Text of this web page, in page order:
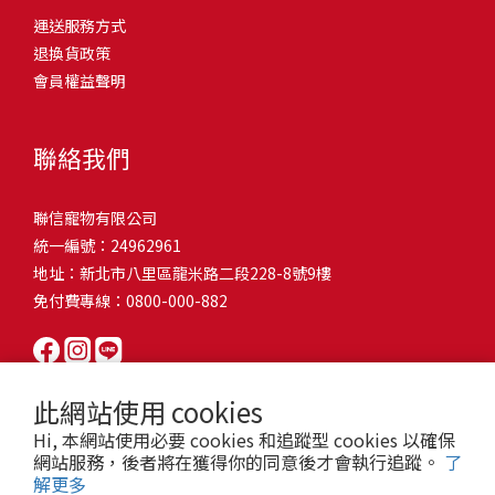
此網站使用 cookies
Hi, 本網站使用必要 cookies 和追蹤型 cookies 以確保
網站服務，後者將在獲得你的同意後才會執行追蹤。 了
解更多
和獨立能力。 幼犬訓練常見問題Q1: 幾個月大的幼犬最適合開始訓
練？A: 訓練可從幼犬到家首日開始（約8-10週大）。3-16週是社會
化黃金期，每次訓練控制在5-10分鐘內。Q2: 幼犬如廁訓練需要多久
屬啃咬玩具作替代品，發現不當啃咬時堅定說「不」，並引導至適
尿尿？A: 建立固定如廁時間表，成功時立即獎勵。限制活動範圍並
密切監督。意外發生時不責罵，使用專用除臭劑徹底清理。Q5: 幼犬
一直吠叫怎麼辦？A: 找出原因（尋求注意力、警戒、焦慮）。訓練
「安靜」指令，停止吠叫時獎勵。避免對吠叫作出反應，確保充分
向獎勵比懲罰更有效且健康。懲罰可能導致恐懼或攻擊行為，破壞
狗狗怎麼辦？A: 循序漸進社交化，從友善成犬開始。不強迫互動，
正面經驗後給予獎勵。考慮參加專業幼犬社交課程。Q8: 幼犬分離焦
慮要如何處理？A: 練習短暫分離，逐漸延長。離開和返家時保持低
調。提供能分散注意力的玩具，建立可預測的離家儀式。每隻幼犬
熱，水分流失快，腸道可能變得敏感，導致糞便變軟或拉稀。如果
換季時沒有適當調整環境，貓咪的腸胃就可能跟著「鬧脾氣」。冬
天注意保暖，提供暖墊、厚毯，避免冷風直吹。夏天補充水分，可
像是開冷氣又突然關掉，容易讓貓咪腸胃受影響。重點提醒：換季
時，記得關心貓咪的腸胃狀況，適當調整環境，幫助毛孩適應！ 貓
有血絲、異味特別重，那就要小心可能是 寄生蟲感染（如蛔蟲、鈎
蟲、球蟲）或腸胃炎、腸道疾病。這類情況會影響營養吸收，長期
下來甚至可能造成貓咪消瘦、免疫力下降。定期驅蟲（幼貓建議每
月一次，成貓每 3~6 個月一次）。觀察貓咪精神狀態，如果還伴隨
嘔吐、食慾下降，務必儘早就醫。重點提醒：如果貓咪拉肚子超過 2
天，或糞便異常，應立即帶去獸醫院檢查！ 貓咪拉肚子原因5. 情緒
壓力影響腸胃壓力不只影響人類，也會影響貓咪的腸胃！過度緊
張、焦慮、驚嚇（如煙火聲、大聲喧嘩），都可能讓貓咪拉肚子。
尤其是個性敏感的貓咪，對變化的適應力比較低，壓力一大，腸胃
就先「罷工」。減少壓力來源，盡量讓貓咪的作息固定。給貓咪陪
活中輕鬆改善看到滿屋子的貓毛是不是很抓狂？別擔心！其實只要
透過一些簡單的日常照護方式，就能有效減少貓咪掉毛情況。從梳
毛、洗澡到增加互動和營養調整，這些小撇步不僅能幫助貓咪維持
行動吧！ 預防貓掉毛方法1：勤勞梳毛養貓必備神器就是各種梳子
啦！勤勞梳毛是最直接有效的掉毛控制方法。定期梳理可以幫貓咪
髮打結和皮膚問題。建議週期：短毛貓每週梳1-2次，長毛貓則建議
2-3天梳一次。挑選合適的梳具也很重要，可以準備橡膠刷、鬃毛刷
或專用脫毛梳，依照毛質選擇。記得將梳毛變成愉快的日常儀式，
不僅能增加你們的互動時間，也讓貓咪享受被梳理的舒適感！預防
貓掉毛方法2：定期洗澡「貓咪會自己清潔，不需要洗澡」這個想法
其實不完全正確哦！適當的洗澡能幫助貓咪清除死毛和皮屑，減少
澡頻率不宜過高，一般室內貓咪1-3個月洗一次就足夠，過度洗澡反
而會造成皮膚乾燥。選擇專為貓咪設計的溫和洗毛精，洗後一定要
完全吹乾，避免濕毛造成皮膚問題。如果貓咪特別害怕洗澡，可以
的紙箱。建議一開始可以購買單價較低的入門款，觀察一下貓咪的
使用狀況，再考慮購買「豪宅」！ 項目費用用品貓碗$300貓窩
$500貓跳台$1,500貓砂盆$500貓抓板$300外出籠$1,000一次性養貓
咪是非常需要安全感的動物，可以準備一個專屬他的「寶座」，當
花費3：貓跳台貓咪雖然不需要外出進行放電，但在家中還是需要擺
放高度適合的貓跳台提供貓咪玩耍，貓跳台與貓窩相同，能給予貓
咪對於環境的安全感。一次性養貓用品相關花費4：貓砂盆貓咪排泄
用品，可選擇合適貓咪體型大小，不宜過小。一次性養貓用品相關
想，需要準備一個能夠讓牠們放肆磨爪的貓抓板。一次性養貓用品
時，外出籠就非常重要，平常也可以適度讓貓咪適應外出籠，避免
緊急情況時，貓咪過度抗拒。總結來說貓咪在健康及用品的一次性
費用大約落在 $ 7900~ $ 11600不等。雖說金額看起來不少，但以上
運送服務方式
退換貨政策
會員權益聲明
聯絡我們
聯信寵物有限公司
統一編號：24962961
地址：新北市八里區龍米路二段228-8號9樓
免付費專線：0800-000-882